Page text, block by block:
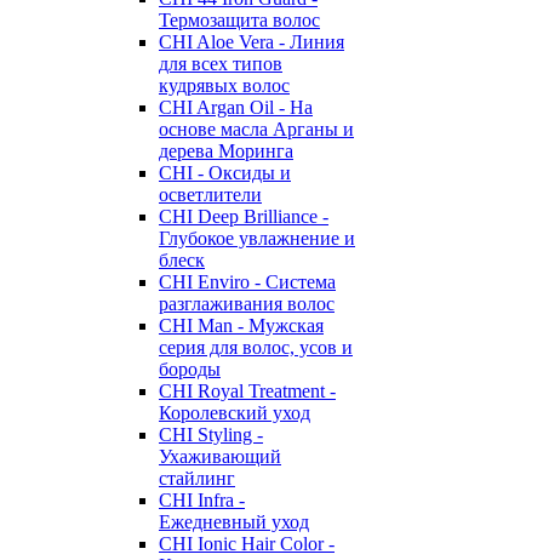
Термозащита волос
CHI Aloe Vera - Линия
для всех типов
кудрявых волос
CHI Argan Oil - На
основе масла Арганы и
дерева Моринга
CHI - Оксиды и
осветлители
CHI Deep Brilliance -
Глубокое увлажнение и
блеск
CHI Enviro - Система
разглаживания волос
CHI Man - Мужская
серия для волос, усов и
бороды
CHI Royal Treatment -
Королевский уход
CHI Styling -
Ухаживающий
стайлинг
CHI Infra -
Ежедневный уход
CHI Ionic Hair Color -